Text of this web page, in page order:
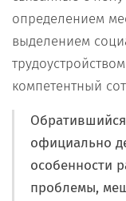
определением
выделением
компетентный
официально
особенности
проблемы,